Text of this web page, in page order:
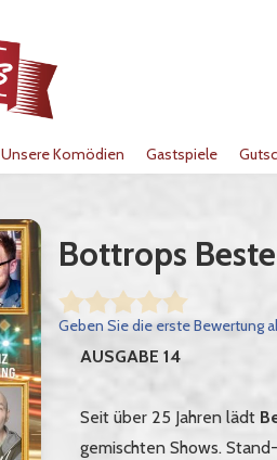
Unsere Komödien Gastspiele
Bottrops
Geben Sie die erste Bewertung
AUSGABE 14
Seit über 25 Jahren lädt
gemischten Shows.